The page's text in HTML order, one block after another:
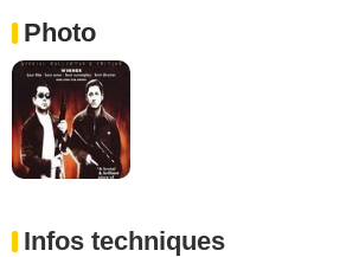
Photo
Infos techniques